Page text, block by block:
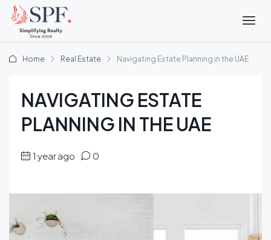
Home Real Estate Navigating Estate Planning in the UAE
NAVIGATING ESTATE
PLANNING IN THE UAE
1 year ago 0